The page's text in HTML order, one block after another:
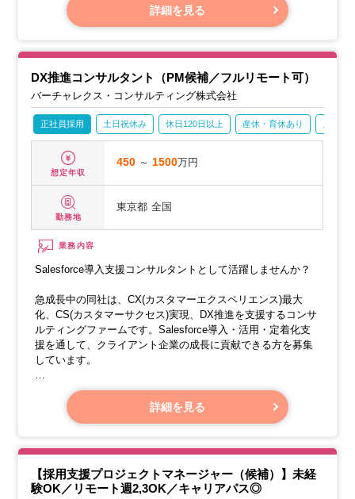
・幅広いプロジェクトへの挑戦
詳細を見る
DX推進コンサルタント（PM候補／フルリモート可）
バーチャレクス・コンサルティング株式会社
正社員採用 土日祝休み 休日120日以上 産休・育休あり
想定年収
450 ～1500万円
勤務地
東京都 全国
業務内容
Salesforce導入支援コンサルタントとして活躍しませんか？
急成長中の同社は、CX(カスタマーエクスペリエンス)最大
化、CS(カスタマーサクセス)実現、DX推進を支援するコンサ
ルティングファームです。Salesforce導入・活用・定着化支
援を通して、クライアント企業の成長に貢献できる方を募集
しています。
【業務内容】
・クライアントのビジネス課題をヒアリングし、最適な
Salesforce導入戦略を立案します。
用まで、導入支援全般を担当します。
・導入後の活用支援として、成果創出に向けた施策を提案
し、実践支援を行います。
詳細を見る
【採用支援プロジェクトマネージャー（候補）】未経
験OK／リモート週2,3OK／キャリアパス◎